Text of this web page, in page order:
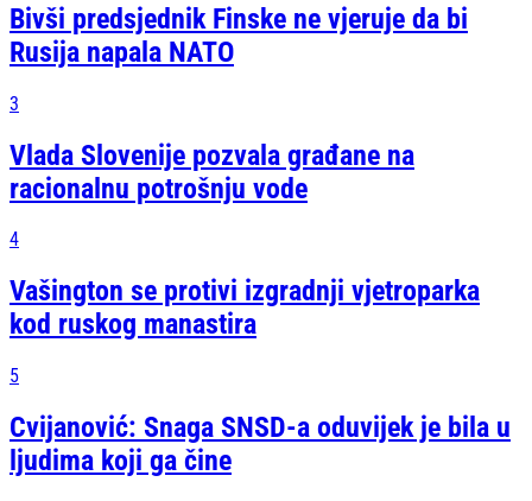
Bivši predsjednik Finske ne vjeruje da bi
Rusija napala NATO
3
Vlada Slovenije pozvala građane na
racionalnu potrošnju vode
4
Vašington se protivi izgradnji vjetroparka
kod ruskog manastira
5
Cvijanović: Snaga SNSD-a oduvijek je bila u
ljudima koji ga čine